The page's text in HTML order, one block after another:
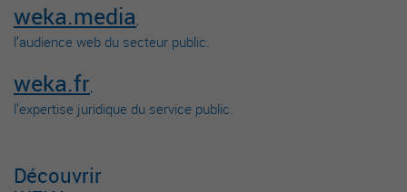
weka.media,
l’audience web du secteur public.
weka.fr,
l’expertise juridique du service public.
Découvrir